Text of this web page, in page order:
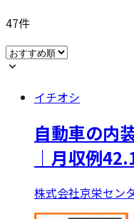
47件
イチオシ
自動車の内
｜月収例
株式会社京栄セン